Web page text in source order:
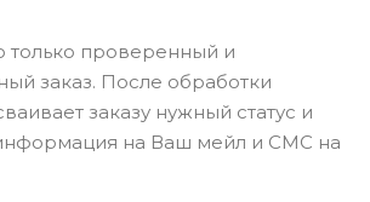
только проверенный и
заказ. После обработки
заказу нужный статус и
на Ваш мейл и СМС на